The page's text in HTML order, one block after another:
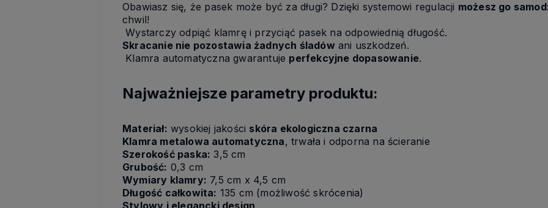
Obawiasz się, że pasek może być za długi? Dzięki systemowi regulacji możesz go
chwil!
Wystarczy odpiąć klamrę i przyciąć pasek na odpowiednią długość.
Skracanie nie pozostawia żadnych śladówani uszkodzeń.
Klamra automatyczna gwarantuje perfekcyjne dopasowanie.
Najważniejsze parametry produktu:
Materiał: wysokiej jakości skóra ekologiczna czarna
Klamra metalowa automatyczna, trwała i odporna na ścieranie
Szerokość paska: 3,5 cm
Grubość: 0,3 cm
Wymiary klamry: 7,5 cm x 4,5 cm
Długość całkowita: 135 cm (możliwość skrócenia)